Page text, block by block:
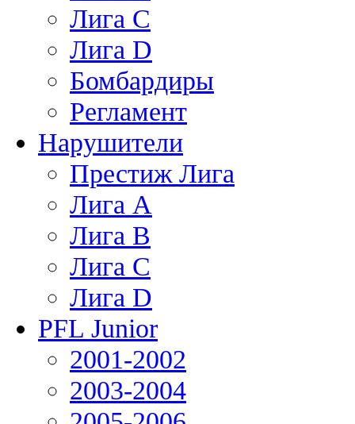
Лига С
Лига D
Бомбардиры
Регламент
Нарушители
Престиж Лига
Лига А
Лига В
Лига С
Лига D
PFL Junior
2001-2002
2003-2004